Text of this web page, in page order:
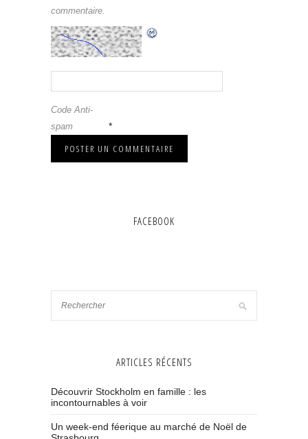
commentaire.
Code Anti-
spam
*
FACEBOOK
ARTICLES RÉCENTS
Découvrir Stockholm en famille : les
incontournables à voir
Un week-end féerique au marché de Noël de